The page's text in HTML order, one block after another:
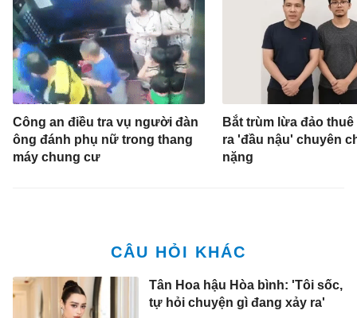
Công an điều tra vụ người đàn
ông đánh phụ nữ trong thang
máy chung cư
Bắt trùm lừa đảo
ra 'đầu nậu' chuyên
nặng
Tân Hoa hậu Hòa bình: 'Tôi sốc,
tự hỏi chuyện gì đang xảy ra'